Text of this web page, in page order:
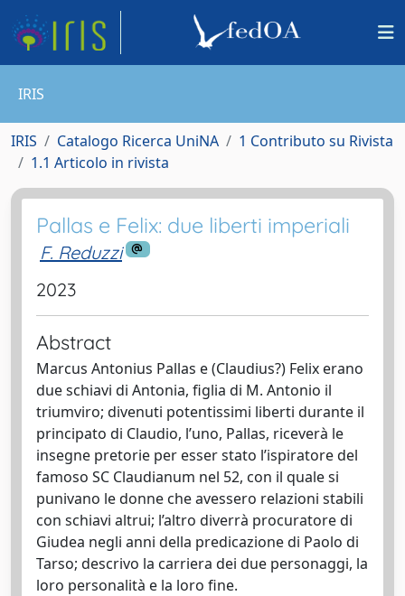
IRIS
IRIS Catalogo Ricerca UniNA
1 Contributo su Rivista
1.1 Articolo in rivista
Pallas e Felix: due liberti imperiali
F. Reduzzi
2023
Abstract
Marcus Antonius Pallas e (Claudius?) Felix erano
due schiavi di Antonia, figlia di M. Antonio il
triumviro; divenuti potentissimi liberti durante il
principato di Claudio, l’uno, Pallas, riceverà le
insegne pretorie per esser stato l’ispiratore del
famoso SC Claudianum nel 52, con il quale si
punivano le donne che avessero relazioni stabili
con schiavi altrui; l’altro diverrà procuratore di
Giudea negli anni della predicazione di Paolo di
Tarso; descrivo la carriera dei due personaggi, la
loro personalità e la loro fine.